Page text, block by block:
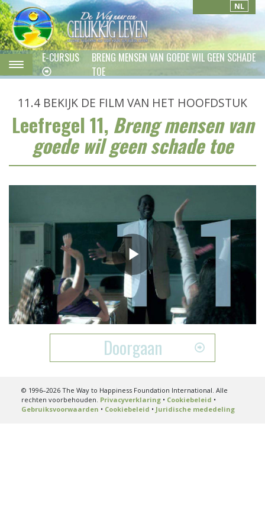
NL
E-CURSUS
BRENG MENSEN VAN GOEDE WIL GEEN SCHADE
TOE
11.4 BEKIJK DE FILM VAN HET HOOFDSTUK
Leefregel 11, Breng mensen van
goede wil geen schade toe
Play
Video
Doorgaan
© 1996–2026 The Way to Happiness Foundation International. Alle
rechten voorbehouden. Privacyverklaring• Cookiebeleid •
Gebruiksvoorwaarden • Cookiebeleid • Juridische mededeling